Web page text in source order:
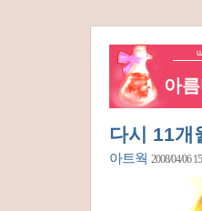
아
다시 11개
아트웍 2008/04/06